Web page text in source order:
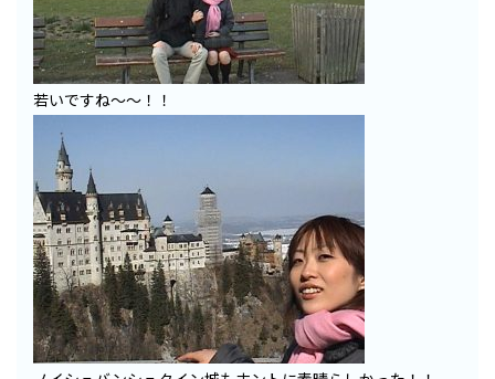
若いですね～～！！